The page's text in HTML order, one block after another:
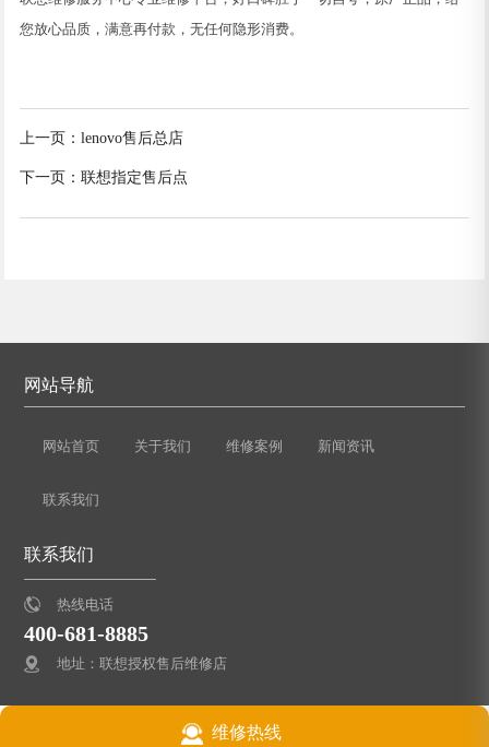
您放心品质，满意再付款，无任何隐形消费。
上一页： lenovo售后总店
下一页： 联想指定售后点
网站导航
网站首页 关于我们 维修案例 新闻资讯
联系我们
联系我们
热线电话
400-681-8885
地址：联想授权售后维修店
维修热线